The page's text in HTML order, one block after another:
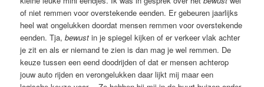
of niet remmen voor overstekende eenden. Er gebeuren jaarlijks
heel wat ongelukken doordat mensen remmen voor overstekende
eenden. Tja,bewust in je spiegel kijken of er verkeer vlak achter
je zit en als er niemand te zien is dan mag je wel remmen. De
keuze tussen een eend doodrijden of dat er mensen achterop
jouw auto rijden en verongelukken daar lijkt mij maar een